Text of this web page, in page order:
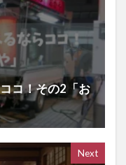
コ！その2「お
Next